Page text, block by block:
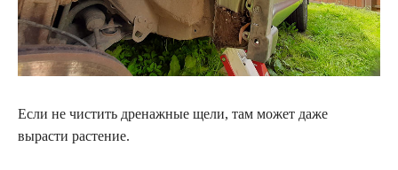
Если не чистить дренажные щели, там может даже
вырасти растение.